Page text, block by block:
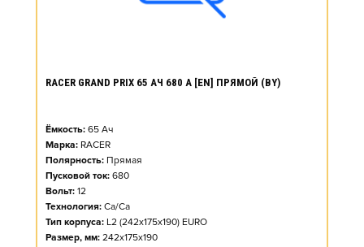
RACER GRAND PRIX 65 АЧ 680 А [EN] ПРЯМОЙ (BY)
Ёмкость: 65 Ач
Марка: RACER
Полярность: Прямая
Пусковой ток: 680
Вольт: 12
Технология: Ca/Ca
Тип корпуса: L2 (242x175x190) EURO
Размер, мм: 242x175x190